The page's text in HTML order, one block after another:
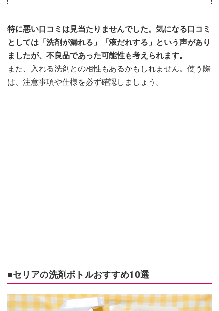
特に悪い口コミは見当たりませんでした。気になる口コミ
としては「洗剤が漏れる」「液だれする」という声があり
ましたが、不良品であった可能性も考えられます。
また、入れる洗剤との相性もあるかもしれません。使う際
は、注意事項や仕様を必ず確認しましょう。
■セリアの洗剤ボトルおすすめ10選